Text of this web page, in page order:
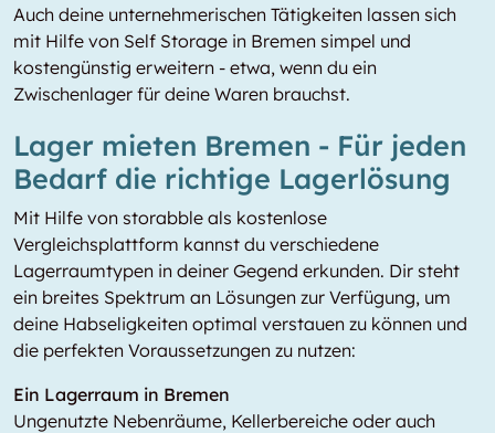
Auch deine unternehmerischen Tätigkeiten lassen sich
mit Hilfe von Self Storage in Bremen simpel und
kostengünstig erweitern - etwa, wenn du ein
Zwischenlager für deine Waren brauchst.
Lager mieten Bremen - Für jeden
Bedarf die richtige Lagerlösung
Mit Hilfe von storabble als kostenlose
Vergleichsplattform kannst du verschiedene
Lagerraumtypen in deiner Gegend erkunden. Dir steht
ein breites Spektrum an Lösungen zur Verfügung, um
deine Habseligkeiten optimal verstauen zu können und
die perfekten Voraussetzungen zu nutzen:
Ein Lagerraum in Bremen
Ungenutzte Nebenräume, Kellerbereiche oder auch